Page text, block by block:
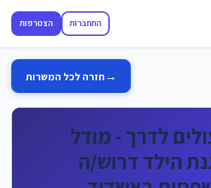
התחברות הצטרפות
→חזרה לכל המשרות
לדרך - מודל
הילד דרוש/ה